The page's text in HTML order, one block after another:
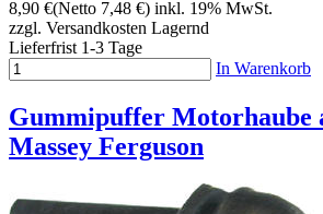
8,90 €(Netto 7,48 €) inkl. 19% MwSt.
zzgl. Versandkosten Lagernd
Lieferfrist 1-3 Tage
In Warenkorb
Gummipuffer Motorhaube
Massey Ferguson